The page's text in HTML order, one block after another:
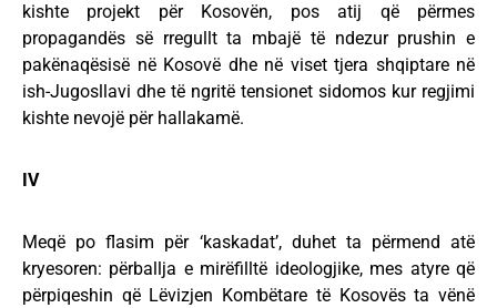
kishte projekt për Kosovën, pos atij që përmes
propagandës së rregullt ta mbajë të ndezur prushin e
pakënaqësisë në Kosovë dhe në viset tjera shqiptare në
ish-Jugosllavi dhe të ngritë tensionet sidomos kur regjimi
kishte nevojë për hallakamë.
IV
Meqë po flasim për ‘kaskadat’, duhet ta përmend atë
kryesoren: përballja e mirëfilltë ideologjike, mes atyre që
përpiqeshin që Lëvizjen Kombëtare të Kosovës ta vënë